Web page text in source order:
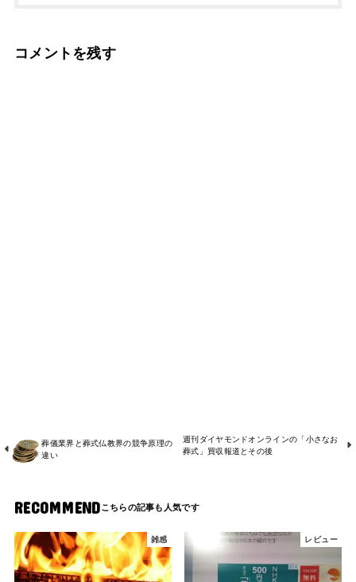
コメントを残す
葬儀業界と葬式仏教界の競争原理の
違い
週刊ダイヤモンドオンラインの「小さなお
葬式」買収報道とその後
RECOMMEND
雑感 レビュー